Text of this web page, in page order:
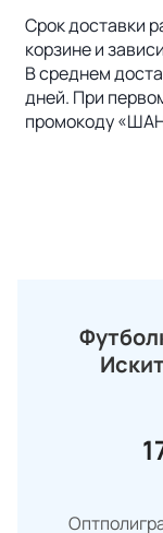
Срок доставки
корзине и
В среднем
дней. При
промокоду